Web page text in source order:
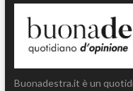
Buonadestra.it è un